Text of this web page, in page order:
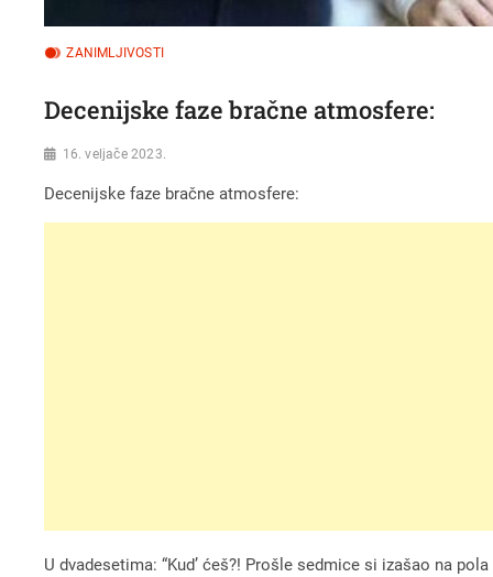
ZANIMLJIVOSTI
Decenijske faze bračne atmosfere:
16. veljače 2023.
Decenijske faze bračne atmosfere:
U dvadesetima: “Kud’ ćeš?! Prošle sedmice si izašao na